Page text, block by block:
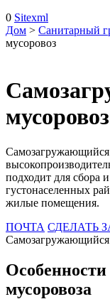
0 Sitexml
Дом > Санитарный
мусоровоз
мусоровоз
подходит для сбора
густонаселенных
жилые помещения.
ПОЧТА СДЕЛАТЬ
мусоровоза